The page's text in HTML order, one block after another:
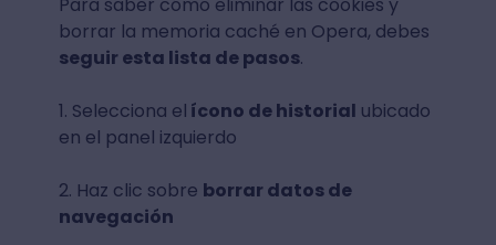
Para saber cómo eliminar las cookies y
borrar la memoria caché en Opera, debes
seguir esta lista de pasos.
1. Selecciona el ícono de historial ubicado
en el panel izquierdo
2. Haz clic sobre borrar datos de
navegación